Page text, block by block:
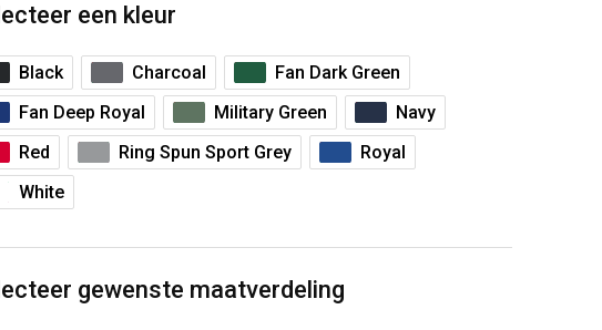
een kleur
Black Charcoal
Fan Dark Green
Fan Deep Royal
Military Green
Navy
Red
Ring Spun Sport Grey
Royal
White
gewenste maatverdeling